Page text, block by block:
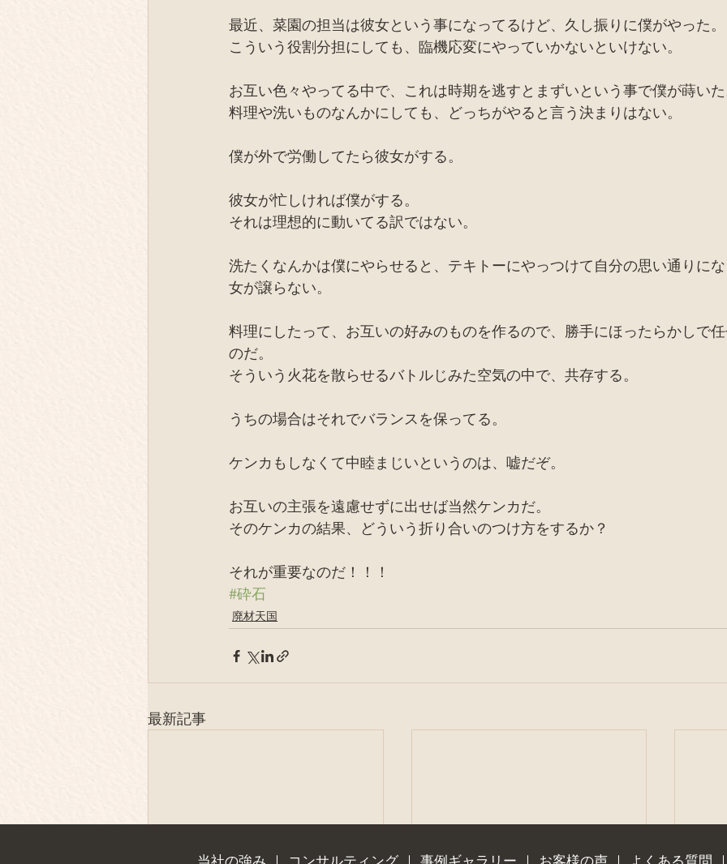
最近、菜園の担当は彼女という事になってるけど、久し振りに僕がやった。
こういう役割分担にしても、臨機応変にやっていかないといけない。
お互い色々やってる中で、これは時期を逃すとまずいという事で僕が蒔い
料理や洗いものなんかにしても、どっちがやると言う決まりはない。
僕が外で労働してたら彼女がする。
彼女が忙しければ僕がする。
それは理想的に動いてる訳ではない。
洗たくなんかは僕にやらせると、テキトーにやっつけて自分の思い通りに
女が譲らない。
料理にしたって、お互いの好みのものを作るので、勝手にほったらかしで
のだ。
そういう火花を散らせるバトルじみた空気の中で、共存する。
うちの場合はそれでバランスを保ってる。
ケンカもしなくて中睦まじいというのは、嘘だぞ。
お互いの主張を遠慮せずに出せば当然ケンカだ。
そのケンカの結果、どういう折り合いのつけ方をするか？
それが重要なのだ！！！
#砕石
廃材天国
最新記事